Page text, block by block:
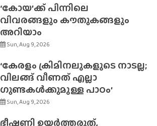
‘കോയ’ക്ക് പിന്നിലെ
വിവരങ്ങളും കൗതുകങ്ങളും
അറിയാം
Sun, Aug 9, 2026
‘കേരളം ക്രിമിനലുകളുടെ നാടല്ല;
വിലങ്ങ് വീണത് എല്ലാ
ഗുണ്ടകൾക്കുമുള്ള പാഠം’
Sun, Aug 9, 2026
ഭീഷണി ഉയർത്തരുത്,